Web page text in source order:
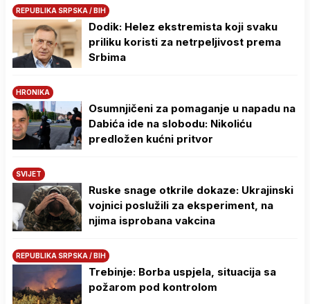
REPUBLIKA SRPSKA / BIH
Dodik: Helez ekstremista koji svaku
priliku koristi za netrpeljivost prema
Srbima
HRONIKA
Osumnjičeni za pomaganje u napadu na
Dabića ide na slobodu: Nikoliću
predložen kućni pritvor
SVIJET
Ruske snage otkrile dokaze: Ukrajinski
vojnici poslužili za eksperiment, na
njima isprobana vakcina
REPUBLIKA SRPSKA / BIH
Trebinje: Borba uspjela, situacija sa
požarom pod kontrolom